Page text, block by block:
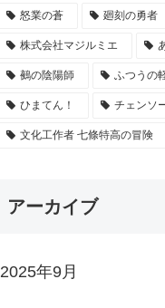
怒業の蒼 廻刻の勇者
株式会社マジルミエ
鵺の陰陽師 ふつうの
ひまてん！ チェンソ
文化工作者 七條特高の冒険
アーカイブ
2025年9月